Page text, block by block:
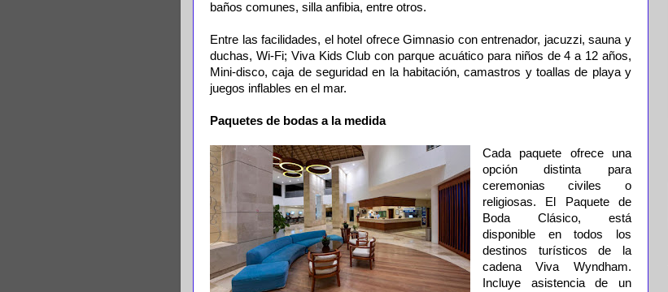
baños comunes, silla anfibia, entre otros.
Entre las facilidades, el hotel ofrece Gimnasio con entrenador, jacuzzi, sauna y
duchas, Wi-Fi; Viva Kids Club con parque acuático para niños de 4 a 12 años,
Mini-disco, caja de seguridad en la habitación, camastros y toallas de playa y
juegos inflables en el mar.
Paquetes de bodas a la medida
Cada paquete ofrece una
opción distinta para
ceremonias civiles o
religiosas. El Paquete de
Boda Clásico, está
disponible en todos los
destinos turísticos de la
cadena Viva Wyndham.
Incluye asistencia de un